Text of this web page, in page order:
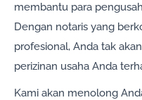
membantu para
Dengan notaris yang
profesional, Anda tak
perizinan usaha Anda
Kami akan menolong